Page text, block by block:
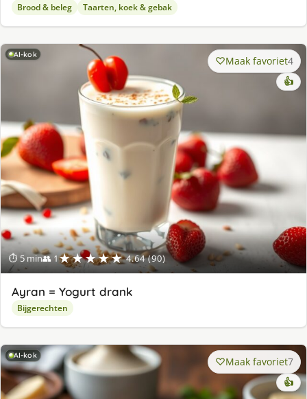
Brood & beleg Taarten, koek & gebak
AI-kok
⏱ 5 min👥 1★★★★★ 4.64 (90)
Maak favoriet4
👍
Ayran = Yogurt drank
Bijgerechten
AI-kok Maak favoriet7
👍